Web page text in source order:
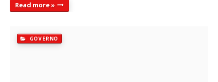
Read more »
GOVERNO